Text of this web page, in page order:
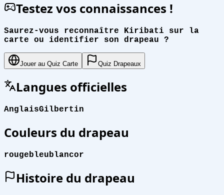
Testez vos connaissances !
Saurez-vous reconnaître Kiribati sur la
carte ou identifier son drapeau ?
Jouer au Quiz Carte Quiz Drapeaux
Langues officielles
AnglaisGilbertin
Couleurs du drapeau
rougebleublancor
Histoire du drapeau